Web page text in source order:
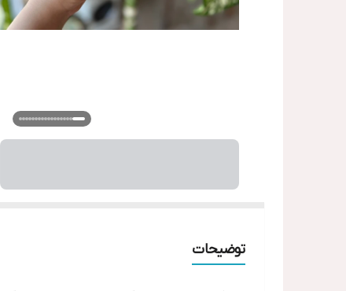
توضیحات